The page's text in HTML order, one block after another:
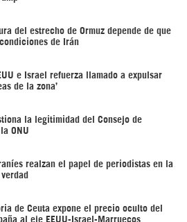
del estrecho de Ormuz depende de que
condiciones de Irán
e Israel refuerza llamado a expulsar
de la zona’
la legitimidad del Consejo de
ONU
realzan el papel de periodistas en la
de Ceuta expone el precio oculto del
al eje EEUU-Israel-Marruecos